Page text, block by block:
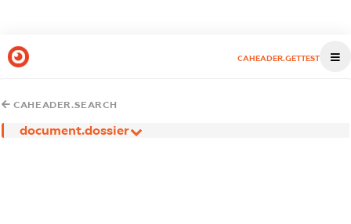
CAHEADER.GETTEST
CAHEADER.SEARCH
document.dossier